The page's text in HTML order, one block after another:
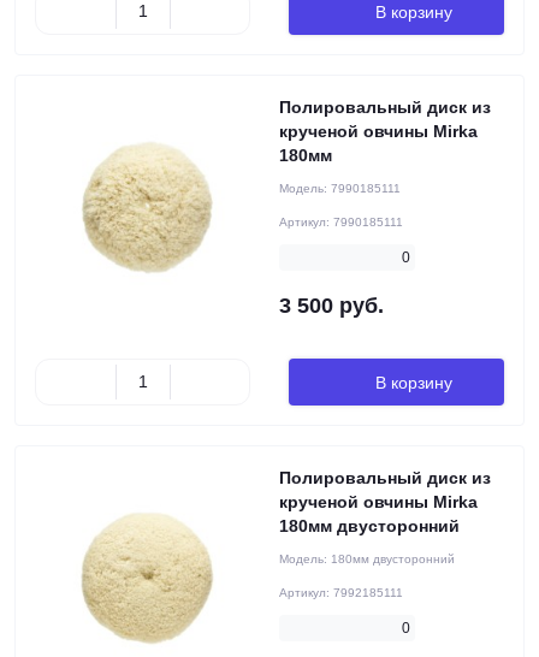
В корзину
Полировальный диск из
крученой овчины Mirka
180мм
Модель: 7990185111
Артикул: 7990185111
0
3 500 руб.
В корзину
Полировальный диск из
крученой овчины Mirka
180мм двусторонний
Модель: 180мм двусторонний
Артикул: 7992185111
0